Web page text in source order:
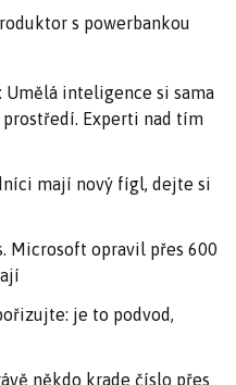
s powerbankou
Umělá inteligence si sama
Experti nad tím
mají nový fígl, dejte si
Microsoft opravil přes 600
je to podvod,
někdo krade číslo přes